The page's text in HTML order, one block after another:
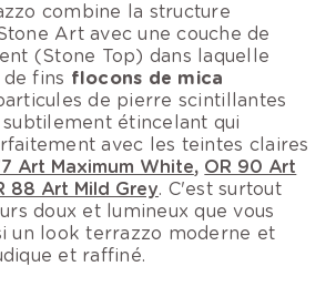
combine la structure
Art avec une couche de
(Stone Top) dans laquelle
fins flocons de mica
de pierre scintillantes
étincelant qui
avec les teintes claires
Art Maximum White, OR 90 Art
88 Art Mild Grey. C'est surtout
doux et lumineux que vous
un look terrazzo moderne et
et raffiné.